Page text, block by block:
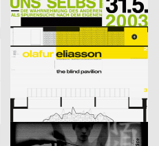
fremde sind wir uns selbst – ein interreligiöser dialog
cyan (Daniela Haufe + Detlef Fiedler) D
2003
hesign D
2003
An Estranged Paradise